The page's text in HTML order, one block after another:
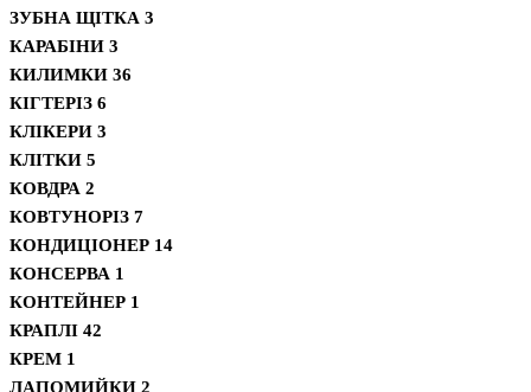
ЗУБНА ЩІТКА 3
КАРАБІНИ 3
КИЛИМКИ 36
КІГТЕРІЗ 6
КЛІКЕРИ 3
КЛІТКИ 5
КОВДРА 2
КОВТУНОРІЗ 7
КОНДИЦІОНЕР 14
КОНСЕРВА 1
КОНТЕЙНЕР 1
КРАПЛІ 42
КРЕМ 1
ЛАПОМИЙКИ 2